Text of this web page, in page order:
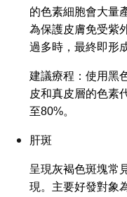
的色素細胞會大量
為保護皮膚免受紫
過多時，最終即形
建議療程：使用黑
皮和真皮層的色素
至80%。
肝斑
呈現灰褐色斑塊常
現。主要好發對象